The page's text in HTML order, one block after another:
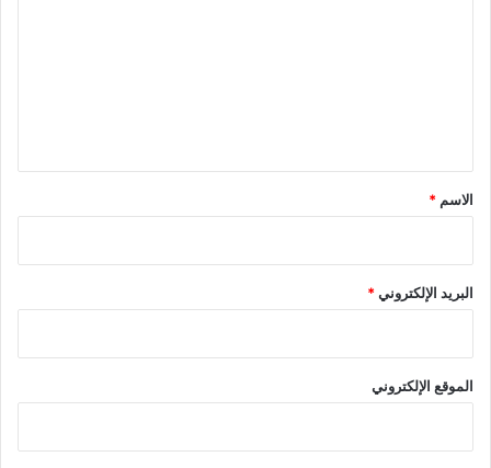
*
الاسم *
البريد الإلكتروني*
الموقع الإلكتروني